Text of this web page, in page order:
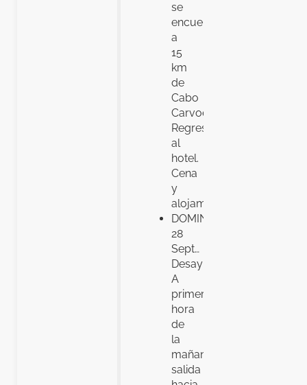
se
encuentran
a
15
km
de
Cabo
Carvoeiro.
Regreso
al
hotel.
Cena
y
alojamiento
DOMINGO,
28
Sept…
Desayuno.
A
primera
hora
de
la
mañana,
salida